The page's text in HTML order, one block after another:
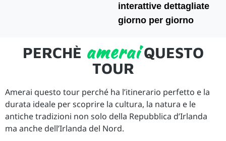
interattive dettagliate
giorno per giorno
PERCHÈ ameraiQUESTO
TOUR
Amerai questo tour perché ha l’itinerario perfetto e la
durata ideale per scoprire la cultura, la natura e le
antiche tradizioni non solo della Repubblica d’Irlanda
ma anche dell’Irlanda del Nord.